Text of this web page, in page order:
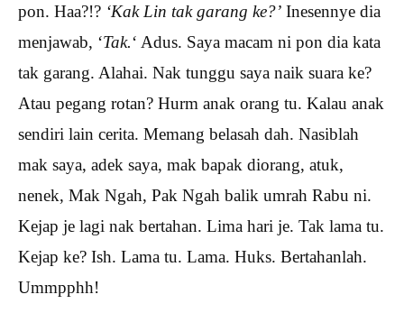
pon. Haa?!? ‘Kak Lin tak garang ke?’ Inesennye dia
menjawab, ‘Tak.‘ Adus. Saya macam ni pon dia kata
tak garang. Alahai. Nak tunggu saya naik suara ke?
Atau pegang rotan? Hurm anak orang tu. Kalau anak
sendiri lain cerita. Memang belasah dah. Nasiblah
mak saya, adek saya, mak bapak diorang, atuk,
nenek, Mak Ngah, Pak Ngah balik umrah Rabu ni.
Kejap je lagi nak bertahan. Lima hari je. Tak lama tu.
Kejap ke? Ish. Lama tu. Lama. Huks. Bertahanlah.
Ummpphh!